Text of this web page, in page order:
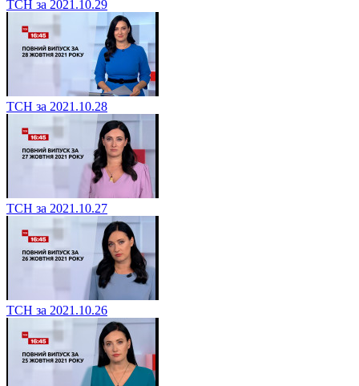
ТСН за 2021.10.29
ТСН за 2021.10.28
ТСН за 2021.10.27
ТСН за 2021.10.26